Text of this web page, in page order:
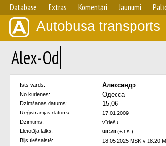
Database Extras Komentāri Jaunumi
Autobusa transports
Alex-Od
Īsts vārds: Александр
No kurienes: Одесса
Dzimšanas datums: 15,06
Reģistrācijas datums:
17.01.2009
Dzimums:
vīriešu
Lietotāja laiks:
08:28 (+3 s.)
Bijs tiešsaistē:
18.05.2025 MSK v 18:20